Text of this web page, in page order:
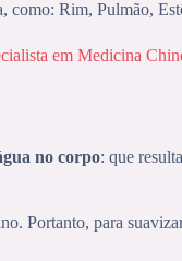
como: Rim, Pulmão,
em Medicina
no corpo: que
Portanto, para